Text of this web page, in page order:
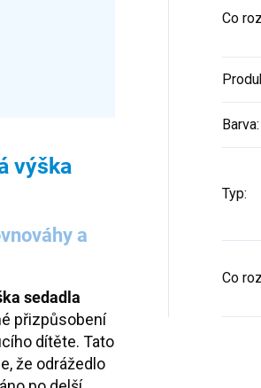
výška
a
sedadla
přizpůsobení
dítěte. Tato
že odrážedlo
Co
Barva:
Typ:
Co